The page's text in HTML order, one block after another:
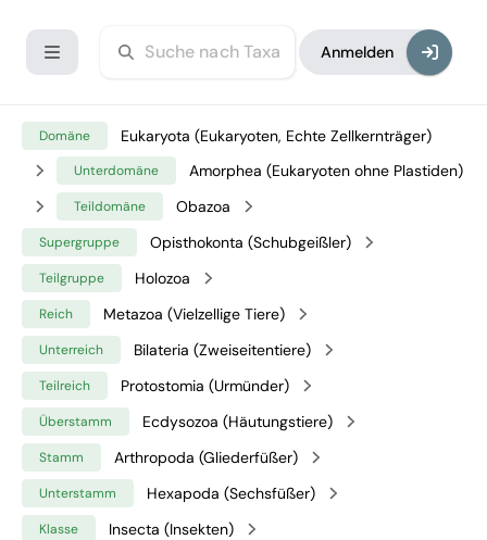
Anmelden
Domäne Eukaryota (Eukaryoten, Echte Zellkernträger)
Unterdomäne Amorphea (Eukaryoten ohne Plastiden)
Teildomäne Obazoa
Supergruppe Opisthokonta (Schubgeißler)
Teilgruppe Holozoa
Reich Metazoa (Vielzellige Tiere)
Unterreich Bilateria (Zweiseitentiere)
Teilreich Protostomia (Urmünder)
Überstamm Ecdysozoa (Häutungstiere)
Stamm Arthropoda (Gliederfüßer)
Unterstamm Hexapoda (Sechsfüßer)
Klasse Insecta (Insekten)